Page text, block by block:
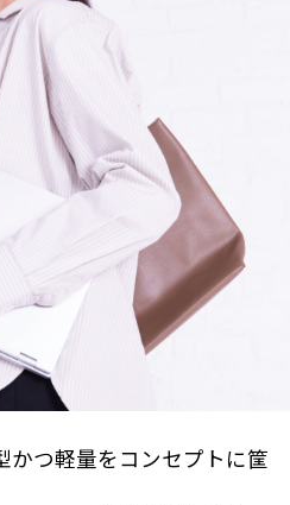
かつ軽量をコンセプトに筐